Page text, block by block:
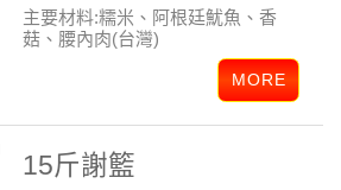
主要材料:糯米、阿根廷魷魚、香
菇、腰內肉(台灣)
15斤謝籃